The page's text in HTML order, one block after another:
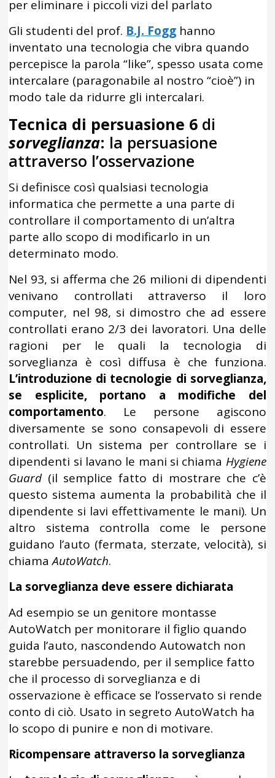
per eliminare i piccoli vizi del parlato
Gli studenti del prof. B.J. Fogg hanno
inventato una tecnologia che vibra quando
percepisce la parola “like”, spesso usata come
intercalare (paragonabile al nostro “cioè”) in
modo tale da ridurre gli intercalari.
Tecnica di persuasione 6 di
sorveglianza: la persuasione
attraverso l’osservazione
Si definisce così qualsiasi tecnologia
informatica che permette a una parte di
controllare il comportamento di un’altra
parte allo scopo di modificarlo in un
determinato modo.
Nel 93, si afferma che 26 milioni di dipendenti
venivano controllati attraverso il loro
computer, nel 98, si dimostro che ad essere
controllati erano 2/3 dei lavoratori. Una delle
ragioni per le quali la tecnologia di
sorveglianza è così diffusa è che funziona.
L’introduzione di tecnologie di sorveglianza,
se esplicite, portano a modifiche del
comportamento. Le persone agiscono
diversamente se sono consapevoli di essere
controllati. Un sistema per controllare se i
dipendenti si lavano le mani si chiama Hygiene
Guard(il semplice fatto di mostrare che c’è
questo sistema aumenta la probabilità che il
dipendente si lavi effettivamente le mani). Un
altro sistema controlla come le persone
guidano l’auto (fermata, sterzate, velocità), si
chiamaAutoWatch.
La sorveglianza deve essere dichiarata
Ad esempio se un genitore montasse
AutoWatch per monitorare il figlio quando
guida l’auto, nascondendo Autowatch non
starebbe persuadendo, per il semplice fatto
che il processo di sorveglianza e di
osservazione è efficace se l’osservato si rende
conto di ciò. Usato in segreto AutoWatch ha
lo scopo di punire e non di motivare.
Ricompensare attraverso la sorveglianza